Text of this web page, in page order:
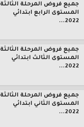
جميع فروض المرحلة الثالثة
المستوى الرابع ابتدائي
2022...
جميع فروض المرحلة الثالثة
المستوى الثالث ابتدائي
2022...
جميع فروض المرحلة الثالثة
المستوى الثاني ابتدائي
2022...